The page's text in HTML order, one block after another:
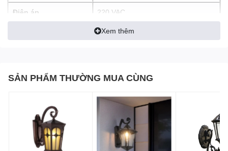
thất.
- Màu sắc phong phú, trang nhã.
Điện áp 220 VAC
Xem thêm
SẢN PHẨM THƯỜNG MUA CÙNG